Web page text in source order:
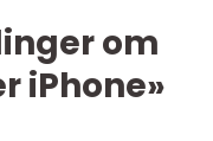
om
iPhone»